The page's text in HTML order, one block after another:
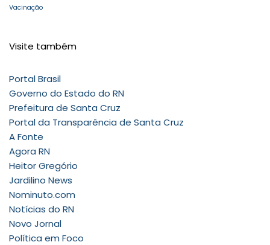
Vacinação
Visite também
Portal Brasil
Governo do Estado do RN
Prefeitura de Santa Cruz
Portal da Transparência de Santa Cruz
A Fonte
Agora RN
Heitor Gregório
Jardilino News
Nominuto.com
Notícias do RN
Novo Jornal
Política em Foco